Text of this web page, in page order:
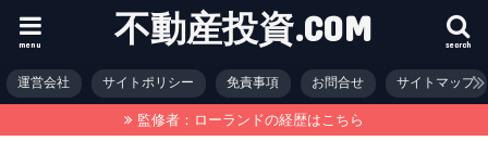
不動産投資.COM search
menu
運営会社 サイトポリシー 免責事項 お問合せ サイトマップ
監修者：ローランドの経歴はこちら